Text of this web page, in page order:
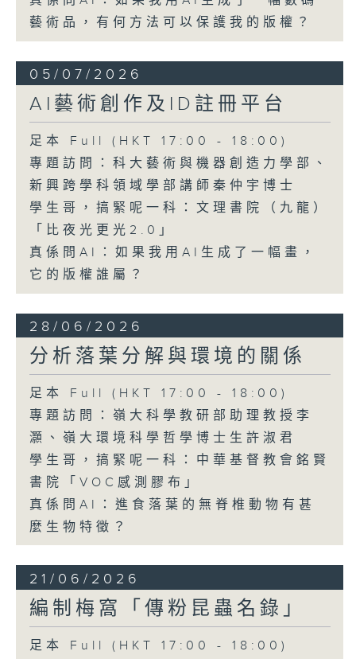
藝術品，有何方法可以保護我的版權？
05/07/2026
AI藝術創作及ID註冊平台
足本 Full (HKT 17:00 - 18:00)
專題訪問：科大藝術與機器創造力學部、
新興跨學科領域學部講師秦仲宇博士
學生哥，搞緊呢一科：文理書院（九龍）
「比夜光更光2.0」
真係問AI：如果我用AI生成了一幅畫，
它的版權誰屬？
28/06/2026
分析落葉分解與環境的關係
足本 Full (HKT 17:00 - 18:00)
專題訪問：嶺大科學教研部助理教授李
灝、嶺大環境科學哲學博士生許淑君
學生哥，搞緊呢一科：中華基督教會銘賢
書院「VOC感測膠布」
真係問AI：進食落葉的無脊椎動物有甚
麼生物特徵？
21/06/2026
編制梅窩「傳粉昆蟲名錄」
足本 Full (HKT 17:00 - 18:00)